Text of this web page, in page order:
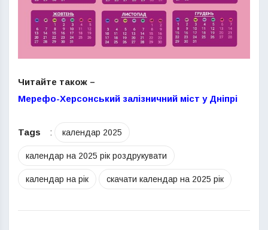
Читайте також –
Мерефо-Херсонський залізничний міст у Дніпрі
Tags : календар 2025
календар на 2025 рік роздрукувати
календар на рік скачати календар на 2025 рік